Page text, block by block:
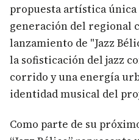
propuesta artística
generación del regional
lanzamiento de "Jazz
la sofisticación del jazz
corrido y una energía
identidad musical del
Como parte de su